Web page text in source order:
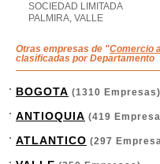
SOCIEDAD LIMITADA
PALMIRA, VALLE
Otras empresas de "Comercio
clasificadas por Departamento
BOGOTA (1310 Empresas)
ANTIOQUIA (419
ATLANTICO (297